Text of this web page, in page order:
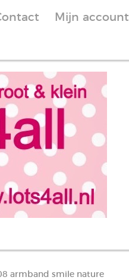
Mijn account
armband smile nature